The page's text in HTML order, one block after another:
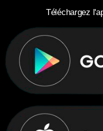
Téléchargez